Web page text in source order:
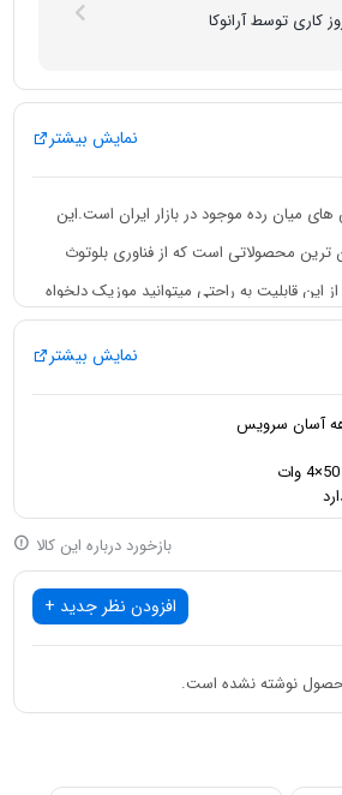
نمایش بیشتر
میان رده موجود در بازار ایران است.این
ترین محصولاتی است که از فناوری بلوتوث
این قابلیت به راحتی میتوانید موزیک دلخواه
کنید.
بوده و از دیسک پشتیبانی نمیکند.پخش
از دیگر مشخصات این ضبط میتوان پشتیبانی از پورت USB،ورودی AUX و
کارت خوان اشاره کرد.ضبط دکلس پاناتک 111 از نرم افزار Car Audio
از چند اکولایزر پیش فرض استفاده شده و
نمایش بیشتر
50×4 وات
بازخورد درباره این کالا
افزودن نظر جدید +
نوشته نشده است.